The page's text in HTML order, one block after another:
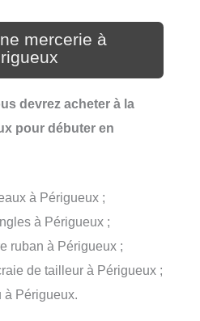
mercerie à
devrez acheter à la
pour débuter en
à Périgueux ;
à Périgueux ;
ruban à Périgueux ;
de tailleur à Périgueux ;
à Périgueux.